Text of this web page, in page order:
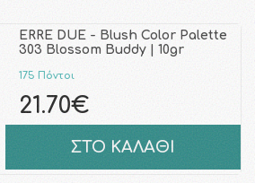
ERRE DUE - Blush Color Palette
303 Blossom Buddy | 10gr
175 Πόντοι
21.70€
ΣΤΟ ΚΑΛΑΘΙ